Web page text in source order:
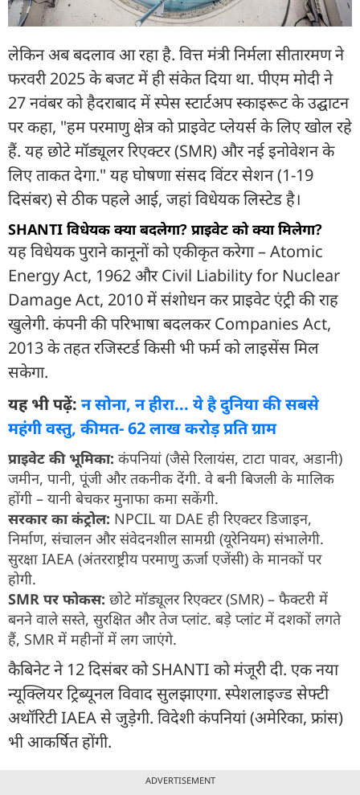
लेकिन अब बदलाव आ रहा है. वित्त मंत्री निर्मला सीतारमण ने
फरवरी 2025 के बजट में ही संकेत दिया था. पीएम मोदी ने
27 नवंबर को हैदराबाद में स्पेस स्टार्टअप स्काइरूट के उद्घाटन
पर कहा, "हम परमाणु क्षेत्र को प्राइवेट प्लेयर्स के लिए खोल रहे
हैं. यह छोटे मॉड्यूलर रिएक्टर (SMR) और नई इनोवेशन के
लिए ताकत देगा." यह घोषणा संसद विंटर सेशन (1-19
दिसंबर) से ठीक पहले आई, जहां विधेयक लिस्टेड है।
SHANTI विधेयक क्या बदलेगा? प्राइवेट को क्या मिलेगा?
यह विधेयक पुराने कानूनों को एकीकृत करेगा – Atomic
Energy Act, 1962 और Civil Liability for Nuclear
Damage Act, 2010 में संशोधन कर प्राइवेट एंट्री की राह
खुलेगी. कंपनी की परिभाषा बदलकर Companies Act,
2013 के तहत रजिस्टर्ड किसी भी फर्म को लाइसेंस मिल
सकेगा.
यह भी पढ़ें: न सोना, न हीरा... ये है दुनिया की सबसे
महंगी वस्तु, कीमत- 62 लाख करोड़ प्रति ग्राम
प्राइवेट की भूमिका: कंपनियां (जैसे रिलायंस, टाटा पावर, अडानी)
जमीन, पानी, पूंजी और तकनीक देंगी. वे बनी बिजली के मालिक
होंगी – यानी बेचकर मुनाफा कमा सकेंगी.
सरकार का कंट्रोल: NPCIL या DAE ही रिएक्टर डिजाइन,
निर्माण, संचालन और संवेदनशील सामग्री (यूरेनियम) संभालेगी.
सुरक्षा IAEA (अंतरराष्ट्रीय परमाणु ऊर्जा एजेंसी) के मानकों पर
होगी.
SMR पर फोकस: छोटे मॉड्यूलर रिएक्टर (SMR) – फैक्टरी में
बनने वाले सस्ते, सुरक्षित और तेज प्लांट. बड़े प्लांट में दशकों लगते
हैं, SMR में महीनों में लग जाएंगे.
कैबिनेट ने 12 दिसंबर को SHANTI को मंजूरी दी. एक नया
न्यूक्लियर ट्रिब्यूनल विवाद सुलझाएगा. स्पेशलाइज्ड सेफ्टी
अथॉरिटी IAEA से जुड़ेगी. विदेशी कंपनियां (अमेरिका, फ्रांस)
भी आकर्षित होंगी.
ADVERTISEMENT